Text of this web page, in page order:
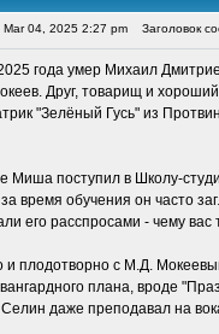
04, 2025 2:27 pm Заголовок
года умер Михаил
Друг, товарищ и
"Зелёный Гусь" из
Миша поступил в Школу-
за время обучения он часто
его расспросами - чему вас
и плодотворно с М.Д.
плана, вроде
даже преподавал на